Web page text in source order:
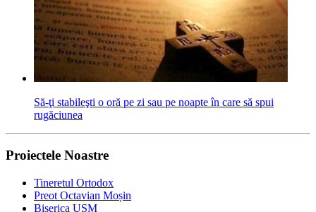
Să-ţi stabileşti o oră pe zi sau pe noapte în care să spui
rugăciunea
Proiectele Noastre
Tineretul Ortodox
Preot Octavian Moșin
Biserica USM